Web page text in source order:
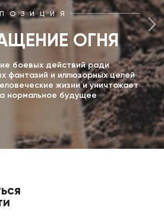
ОГНЯ
боевых действий ради
фантазий и иллюзорных целей
жизни и уничтожает
нормальное будущее